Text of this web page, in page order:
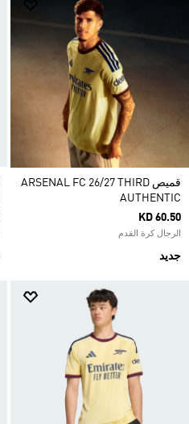
قميص ARSENAL FC 26/27 THIRD
AUTHENTIC
KD 60.50
الرجال كرة القدم
جديد